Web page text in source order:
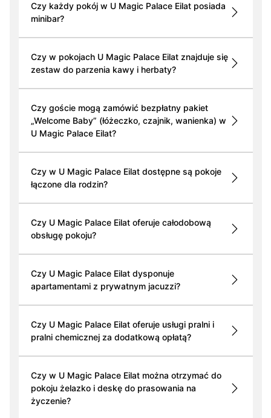
Czy każdy pokój w U Magic Palace Eilat posiada
minibar?
Czy w pokojach U Magic Palace Eilat znajduje się
zestaw do parzenia kawy i herbaty?
Czy goście mogą zamówić bezpłatny pakiet
„Welcome Baby” (łóżeczko, czajnik, wanienka) w
U Magic Palace Eilat?
Czy w U Magic Palace Eilat dostępne są pokoje
łączone dla rodzin?
Czy U Magic Palace Eilat oferuje całodobową
obsługę pokoju?
Czy U Magic Palace Eilat dysponuje
apartamentami z prywatnym jacuzzi?
Czy U Magic Palace Eilat oferuje usługi pralni i
pralni chemicznej za dodatkową opłatą?
Czy w U Magic Palace Eilat można otrzymać do
pokoju żelazko i deskę do prasowania na
życzenie?